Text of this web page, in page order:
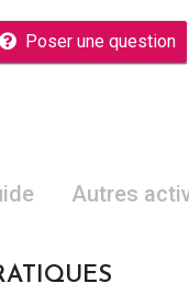
Poser une question
Autres